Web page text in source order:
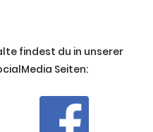
findest du in unserer
Seiten: